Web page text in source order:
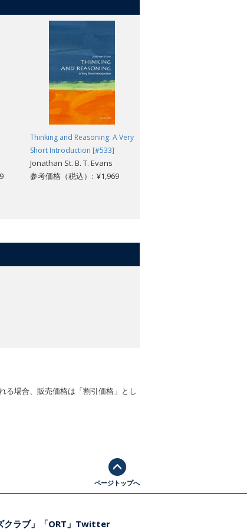
Thinking and Reasoning: A Very
Short Introduction [#533]
Jonathan St. B. T. Evans
参考価格（税込）: ¥1,969
る場合、販売価格は「割引価格」とし
ページトップへ
クラブ」「ORT」Twitter